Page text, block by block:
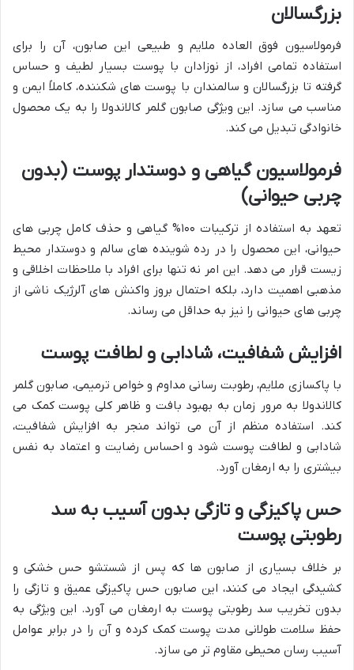
بزرگسالان
فرمولاسیون فوق العاده ملایم و طبیعی این صابون، آن را برای
استفاده تمامی افراد، از نوزادان با پوست بسیار لطیف و حساس
گرفته تا بزرگسالان و سالمندان با پوست های شکننده، کاملاً ایمن و
مناسب می سازد. این ویژگی صابون گلمر کالاندولا را به یک محصول
خانوادگی تبدیل می کند.
فرمولاسیون گیاهی و دوستدار پوست (بدون
چربی حیوانی)
تعهد به استفاده از ترکیبات ۱۰۰% گیاهی و حذف کامل چربی های
حیوانی، این محصول را در رده شوینده های سالم و دوستدار محیط
زیست قرار می دهد. این امر نه تنها برای افراد با ملاحظات اخلاقی و
مذهبی اهمیت دارد، بلکه احتمال بروز واکنش های آلرژیک ناشی از
چربی های حیوانی را نیز به حداقل می رساند.
افزایش شفافیت، شادابی و لطافت پوست
با پاکسازی ملایم، رطوبت رسانی مداوم و خواص ترمیمی، صابون گلمر
کالاندولا به مرور زمان به بهبود بافت و ظاهر کلی پوست کمک می
کند. استفاده منظم از آن می تواند منجر به افزایش شفافیت،
شادابی و لطافت پوست شود و احساس رضایت و اعتماد به نفس
بیشتری را به ارمغان آورد.
حس پاکیزگی و تازگی بدون آسیب به سد
رطوبتی پوست
بر خلاف بسیاری از صابون ها که پس از شستشو حس خشکی و
کشیدگی ایجاد می کنند، این صابون حس پاکیزگی عمیق و تازگی را
بدون تخریب سد رطوبتی پوست به ارمغان می آورد. این ویژگی به
حفظ سلامت طولانی مدت پوست کمک کرده و آن را در برابر عوامل
آسیب رسان محیطی مقاوم تر می سازد.